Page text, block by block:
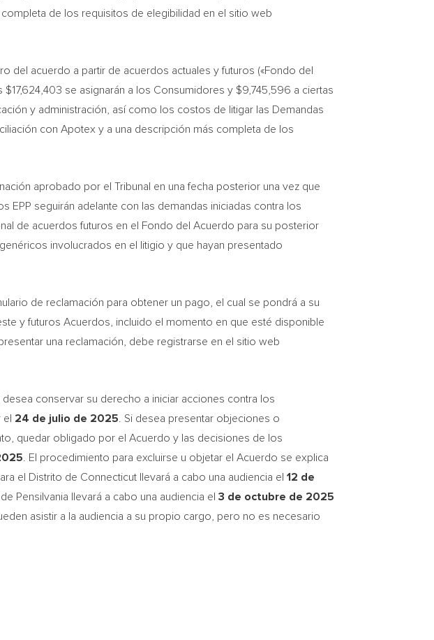
de los requisitos de elegibilidad en el sitio web
del acuerdo a partir de acuerdos actuales y futuros («Fondo del
$17,624,403 se asignarán a los Consumidores y $9,745,596 a ciertas
y administración, así como los costos de litigar las Demandas
con Apotex y a una descripción más completa de los
aprobado por el Tribunal en una fecha posterior una vez que
EPP seguirán adelante con las demandas iniciadas contra los
de acuerdos futuros en el Fondo del Acuerdo para su posterior
involucrados en el litigio y que hayan presentado
de reclamación para obtener un pago, el cual se pondrá a su
y futuros Acuerdos, incluido el momento en que esté disponible
una reclamación, debe registrarse en el sitio web
conservar su derecho a iniciar acciones contra los
24 de julio de 2025 . Si desea presentar objeciones o
quedar obligado por el Acuerdo y las decisiones de los
. El procedimiento para excluirse u objetar el Acuerdo se explica
el Distrito de Connecticut llevará a cabo una audiencia el 12 de
Pensilvania llevará a cabo una audiencia el 3 de octubre de 2025
asistir a la audiencia a su propio cargo, pero no es necesario